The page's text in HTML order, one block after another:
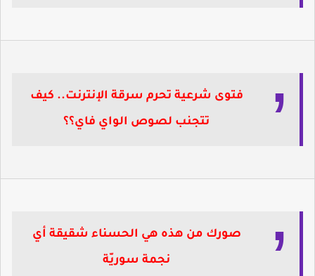
فتوى شرعية تحرم سرقة الإنترنت.. كيف
تتجنب لصوص الواي فاي؟؟
صورك من هذه هي الحسناء شقيقة أي
نجمة سوريّة